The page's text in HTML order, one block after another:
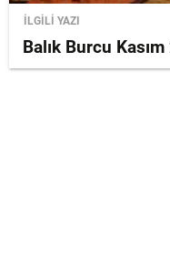
İLGİLİ YAZI
Balık Burcu